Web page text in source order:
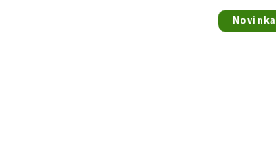
Novinka